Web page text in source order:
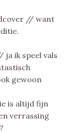
// want
ja ik speel vals
gewoon
is altijd fijn
verrassing